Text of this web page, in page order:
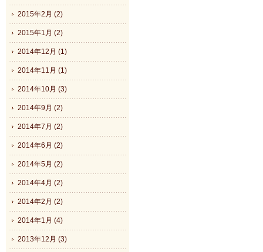
2015年2月 (2)
2015年1月 (2)
2014年12月 (1)
2014年11月 (1)
2014年10月 (3)
2014年9月 (2)
2014年7月 (2)
2014年6月 (2)
2014年5月 (2)
2014年4月 (2)
2014年2月 (2)
2014年1月 (4)
2013年12月 (3)